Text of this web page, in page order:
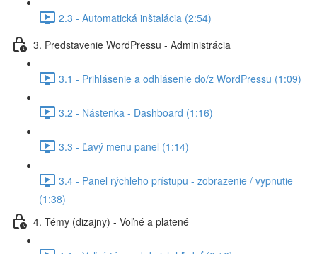
2.3 - Automatická inštalácia (2:54)
3. Predstavenie WordPressu - Administrácia
3.1 - Prihlásenie a odhlásenie do/z WordPressu (1:09)
3.2 - Nástenka - Dashboard (1:16)
3.3 - Ľavý menu panel (1:14)
3.4 - Panel rýchleho prístupu - zobrazenie / vypnutie
(1:38)
4. Témy (dizajny) - Voľné a platené